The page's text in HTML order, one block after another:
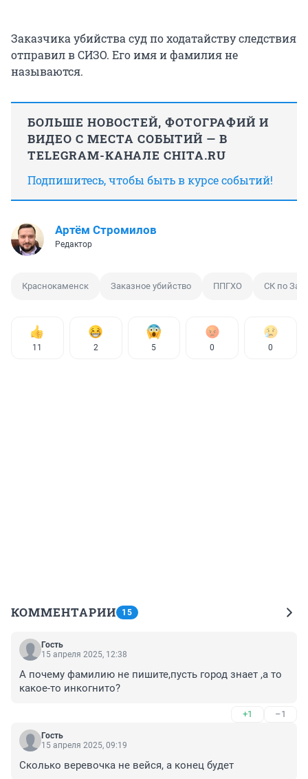
Заказчика убийства суд по ходатайству следствия
отправил в СИЗО. Его имя и фамилия не
называются.
БОЛЬШЕ НОВОСТЕЙ, ФОТОГРАФИЙ И
ВИДЕО С МЕСТА СОБЫТИЙ — В
TELEGRAM-КАНАЛЕ CHITA.RU
Подпишитесь, чтобы быть в курсе событий!
Артём Стромилов
Редактор
Краснокаменск Заказное убийство ППГХО СК по
11 2 5 0 0
КОММЕНТАРИИ 15
Гость
15 апреля 2025, 12:38
А почему фамилию не пишите,пусть город знает ,а то
какое-то инкогнито?
+1 –1
Гость
15 апреля 2025, 09:19
Сколько веревочка не вейся, а конец будет